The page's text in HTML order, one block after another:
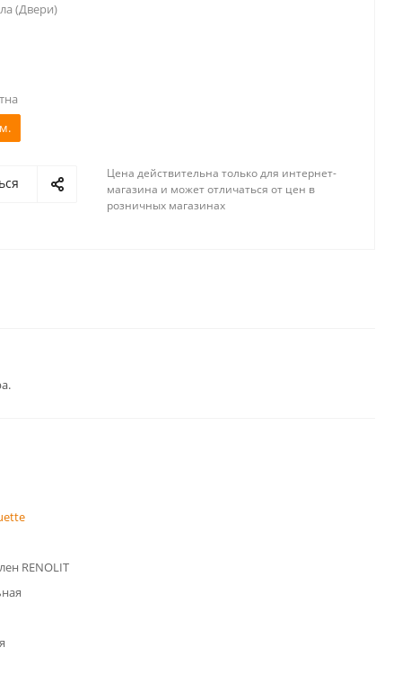
(Двери)
Цена действительна только для интернет-
магазина и может отличаться от цен в
розничных магазинах
RENOLIT